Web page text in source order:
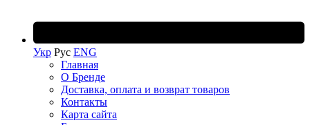
Укр Рус ENG
Главная
О Бренде
Доставка, оплата и возврат товаров
Контакты
Карта сайта